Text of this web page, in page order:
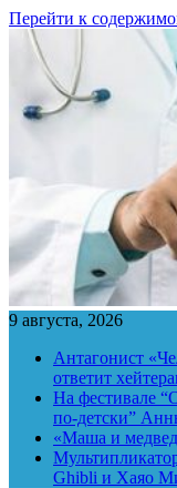
Перейти к
9 августа, 2026
Антагонист
ответит
На фестивале
по-детски”
«Маша и
Ghibli и Хаяо